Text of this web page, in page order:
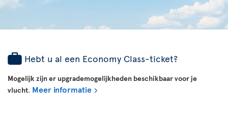
Hebt u al een Economy Class-ticket?
Mogelijk zijn er upgrademogelijkheden beschikbaar voor je
vlucht. Meer informatie